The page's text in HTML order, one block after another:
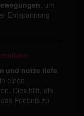
, um
Entspannung
und nutze tiefe
einen
Dies hilft, die
Erlebnis zu